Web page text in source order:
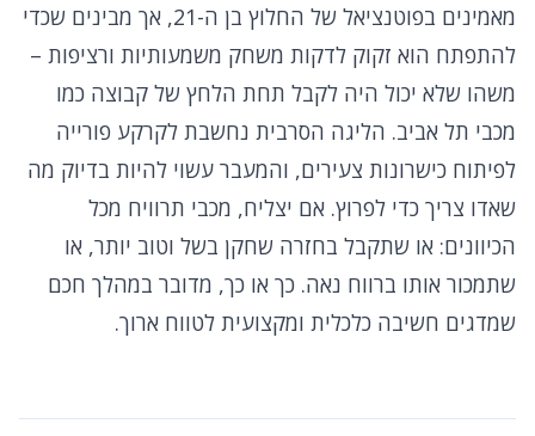
מאמינים בפוטנציאל של החלוץ בן ה-21, אך מבינים שכדי
להתפתח הוא זקוק לדקות משחק משמעותיות ורציפות –
משהו שלא יכול היה לקבל תחת הלחץ של קבוצה כמו
מכבי תל אביב. הליגה הסרבית נחשבת לקרקע פורייה
לפיתוח כישרונות צעירים, והמעבר עשוי להיות בדיוק מה
שאדו צריך כדי לפרוץ. אם יצליח, מכבי תרוויח מכל
הכיוונים: או שתקבל בחזרה שחקן בשל וטוב יותר, או
שתמכור אותו ברווח נאה. כך או כך, מדובר במהלך חכם
שמדגים חשיבה כלכלית ומקצועית לטווח ארוך.